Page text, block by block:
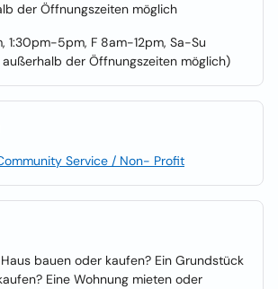
der Öffnungszeiten möglich
1:30pm-5pm, F 8am-12pm, Sa-Su
außerhalb der Öffnungszeiten möglich)
Service / Non- Profit
bauen oder kaufen? Ein Grundstück
Eine Wohnung mieten oder